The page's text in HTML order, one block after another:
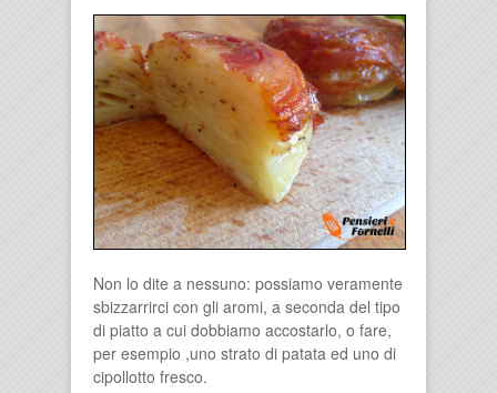
Non lo dite a nessuno: possiamo veramente
sbizzarrirci con gli aromi, a seconda del tipo
di piatto a cui dobbiamo accostarlo, o fare,
per esempio ,uno strato di patata ed uno di
cipollotto fresco.